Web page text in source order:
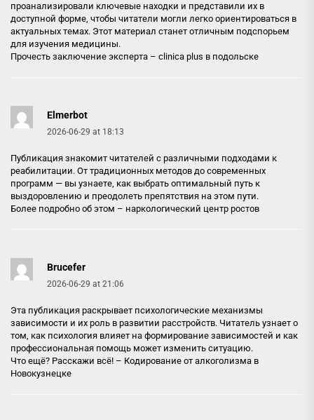
проанализировали ключевые находки и представили их в
доступной форме, чтобы читатели могли легко ориентироваться в
актуальных темах. Этот материал станет отличным подспорьем
для изучения медицины.
Прочесть заключение эксперта – clinica plus в подольске
Elmerbot
2026-06-29 at 18:13
Публикация знакомит читателей с различными подходами к
реабилитации. От традиционных методов до современных
программ — вы узнаете, как выбрать оптимальный путь к
выздоровлению и преодолеть препятствия на этом пути.
Более подробно об этом – наркологический центр ростов
Brucefer
2026-06-29 at 21:06
Эта публикация раскрывает психологические механизмы
зависимости и их роль в развитии расстройств. Читатель узнает о
том, как психология влияет на формирование зависимостей и как
профессиональная помощь может изменить ситуацию.
Что ещё? Расскажи всё! – Кодирование от алкоголизма в
Новокузнецке